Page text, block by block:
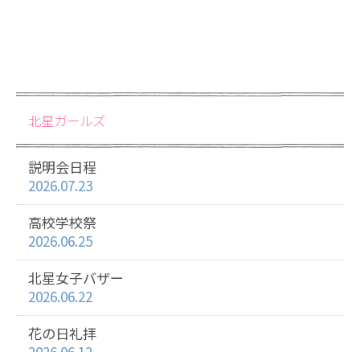
北星ガールズ
説明会日程
2026.07.23
高校学校祭
2026.06.25
北星女子バザー
2026.06.22
花の日礼拝